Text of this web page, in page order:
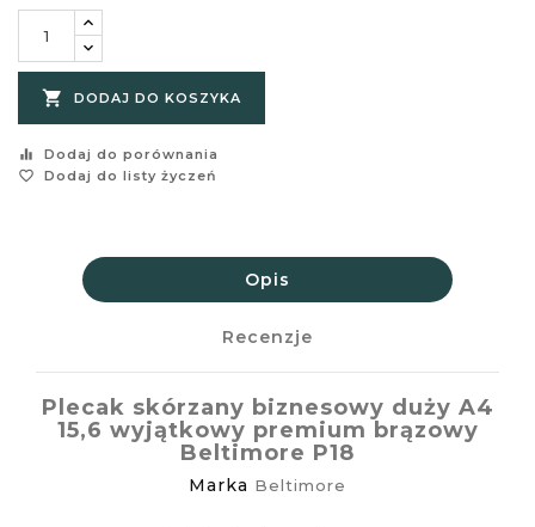
 DODAJ DO KOSZYKA
equalizer
Dodaj do porównania
favorite_border
Dodaj do listy życzeń
Opis
Recenzje
Plecak skórzany biznesowy duży A4
15,6 wyjątkowy premium brązowy
Beltimore P18
Marka Beltimore